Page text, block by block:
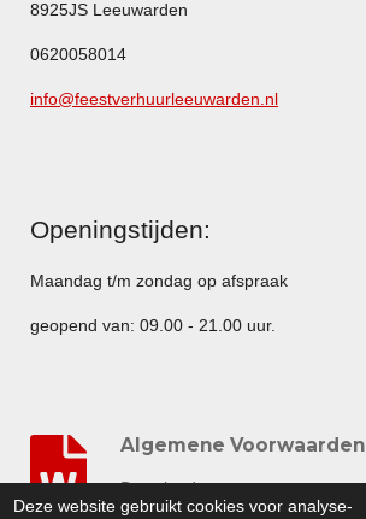
Deze website gebruikt cookies voor analyse-
8925JS Leeuwarden
0620058014
info@feestverhuurleeuwarden.nl
Openingstijden:
Maandag t/m zondag op afspraak
geopend van: 09.00 - 21.00 uur.
Algemene Voorwaarden
Download